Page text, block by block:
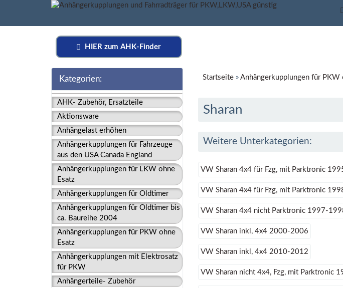
HIER zum AHK-Finder
Kategorien:
AHK- Zubehör, Ersatzteile
Aktionsware
Anhängelast erhöhen
Anhängerkupplungen für Fahrzeuge
aus den USA Canada England
Anhängerkupplungen für LKW ohne
Esatz
Anhängerkupplungen für Oldtimer
Anhängerkupplungen für Oldtimer bis
ca. Baureihe 2004
Anhängerkupplungen für PKW ohne
Esatz
Anhängerkupplungen mit Elektrosatz
für PKW
Anhängerteile- Zubehör
Startseite» Anhängerkupplungen für PKW
Sharan
Weitere Unterkategorien:
VW Sharan 4x4 für Fzg, mit Parktronic
VW Sharan 4x4 für Fzg, mit Parktronic
VW Sharan 4x4 nicht Parktronic 1997-
VW Sharan inkl, 4x4 2000-2006
VW Sharan inkl, 4x4 2010-2012
VW Sharan nicht 4x4, Fzg, mit Parktronic